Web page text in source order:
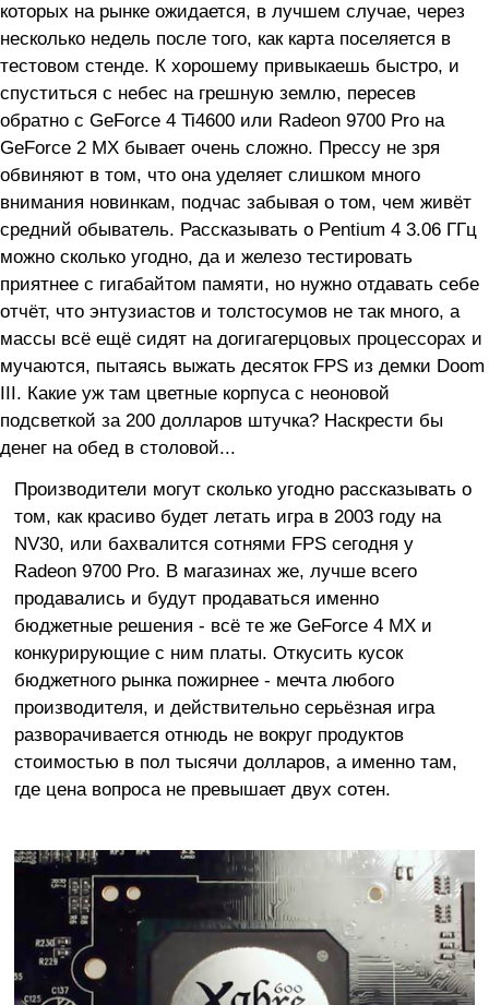
которых на рынке ожидается, в лучшем случае, через
несколько недель после того, как карта поселяется в
тестовом стенде. К хорошему привыкаешь быстро, и
спуститься с небес на грешную землю, пересев
обратно с GeForce 4 Ti4600 или Radeon 9700 Pro на
GeForce 2 MX бывает очень сложно. Прессу не зря
обвиняют в том, что она уделяет слишком много
внимания новинкам, подчас забывая о том, чем живёт
средний обыватель. Рассказывать о Pentium 4 3.06 ГГц
можно сколько угодно, да и железо тестировать
приятнее с гигабайтом памяти, но нужно отдавать себе
отчёт, что энтузиастов и толстосумов не так много, а
массы всё ещё сидят на догигагерцовых процессорах и
мучаются, пытаясь выжать десяток FPS из демки Doom
III. Какие уж там цветные корпуса с неоновой
подсветкой за 200 долларов штучка? Наскрести бы
денег на обед в столовой...
Производители могут сколько угодно рассказывать о
том, как красиво будет летать игра в 2003 году на
NV30, или бахвалится сотнями FPS сегодня у
Radeon 9700 Pro. В магазинах же, лучше всего
продавались и будут продаваться именно
бюджетные решения - всё те же GeForce 4 MX и
конкурирующие с ним платы. Откусить кусок
бюджетного рынка пожирнее - мечта любого
производителя, и действительно серьёзная игра
разворачивается отнюдь не вокруг продуктов
стоимостью в пол тысячи долларов, а именно там,
где цена вопроса не превышает двух сотен.